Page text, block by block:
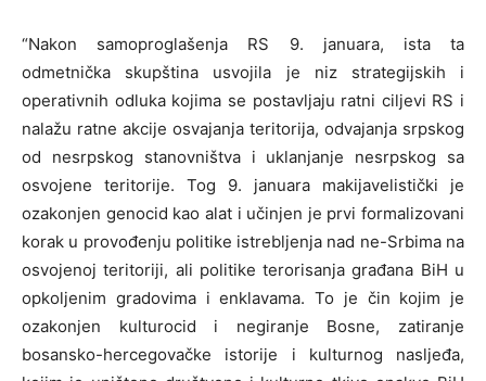
“Nakon samoproglašenja RS 9. januara, ista ta
odmetnička skupština usvojila je niz strategijskih i
operativnih odluka kojima se postavljaju ratni ciljevi RS i
nalažu ratne akcije osvajanja teritorija, odvajanja srpskog
od nesrpskog stanovništva i uklanjanje nesrpskog sa
osvojene teritorije. Tog 9. januara makijavelistički je
ozakonjen genocid kao alat i učinjen je prvi formalizovani
korak u provođenju politike istrebljenja nad ne-Srbima na
osvojenoj teritoriji, ali politike terorisanja građana BiH u
opkoljenim gradovima i enklavama. To je čin kojim je
ozakonjen kulturocid i negiranje Bosne, zatiranje
bosansko-hercegovačke istorije i kulturnog nasljeđa,